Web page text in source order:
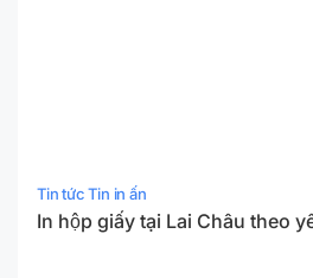
Tin tức Tin in ấn
In hộp giấy tại Lai Châu theo